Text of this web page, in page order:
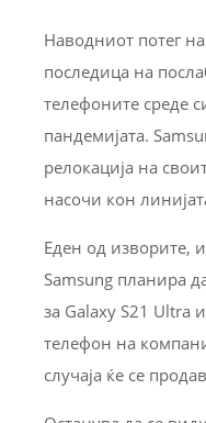
Наводниот потег
последица на
телефоните среде
пандемијата.
релокација на
насочи кон
Еден од изворите,
Samsung планира
за Galaxy S21 Ultra
телефон на
случаја ќе се